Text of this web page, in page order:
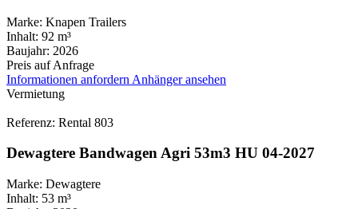
Marke: Knapen Trailers
Inhalt: 92 m³
Baujahr: 2026
Preis auf Anfrage
Informationen anfordern Anhänger ansehen
Vermietung
Referenz: Rental 803
Dewagtere Bandwagen Agri 53m3 HU 04-2027
Marke: Dewagtere
Inhalt: 53 m³